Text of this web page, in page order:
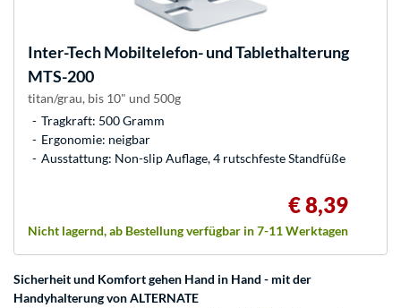
Inter-TechMobiltelefon- und Tablethalterung
MTS-200
titan/grau, bis 10" und 500g
Tragkraft: 500 Gramm
Ergonomie: neigbar
Ausstattung: Non-slip Auflage, 4 rutschfeste Standfüße
€ 8,39
Nicht lagernd, ab Bestellung verfügbar in 7-11 Werktagen
Sicherheit und Komfort gehen Hand in Hand - mit der
Handyhalterung von ALTERNATE